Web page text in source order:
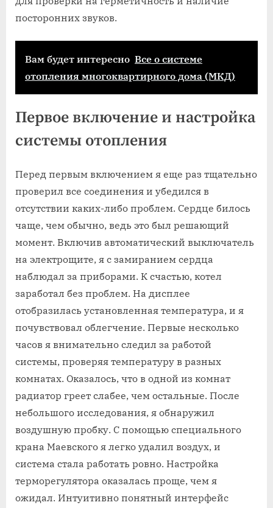
посторонних звуков.
Вам будет интересно Все о системе
отопления многоквартирного дома (МКД)
Первое включение и настройка
системы отопления
Перед первым включением я еще раз тщательно
проверил все соединения и убедился в
отсутствии каких-либо проблем. Сердце билось
чаще, чем обычно, ведь это был решающий
момент. Включив автоматический выключатель
на электрощите, я с замиранием сердца
наблюдал за приборами. К счастью, котел
заработал без проблем. На дисплее
отобразилась установленная температура, и я
почувствовал облегчение. Первые несколько
часов я внимательно следил за работой
системы, проверяя температуру в разных
комнатах. Оказалось, что в одной из комнат
радиатор греет слабее, чем остальные. После
небольшого исследования, я обнаружил
воздушную пробку. С помощью специального
крана Маевского я легко удалил воздух, и
система стала работать ровно. Настройка
терморегулятора оказалась проще, чем я
ожидал. Интуитивно понятный интерфейс